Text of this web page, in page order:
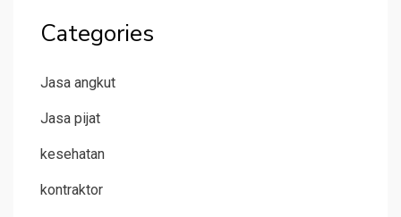
Categories
Jasa angkut
Jasa pijat
kesehatan
kontraktor